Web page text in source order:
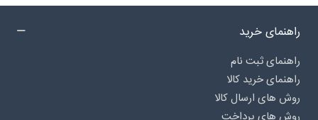
راهنمای خرید
راهنمای ثبت نام
راهنمای خرید کالا
روش های ارسال کالا